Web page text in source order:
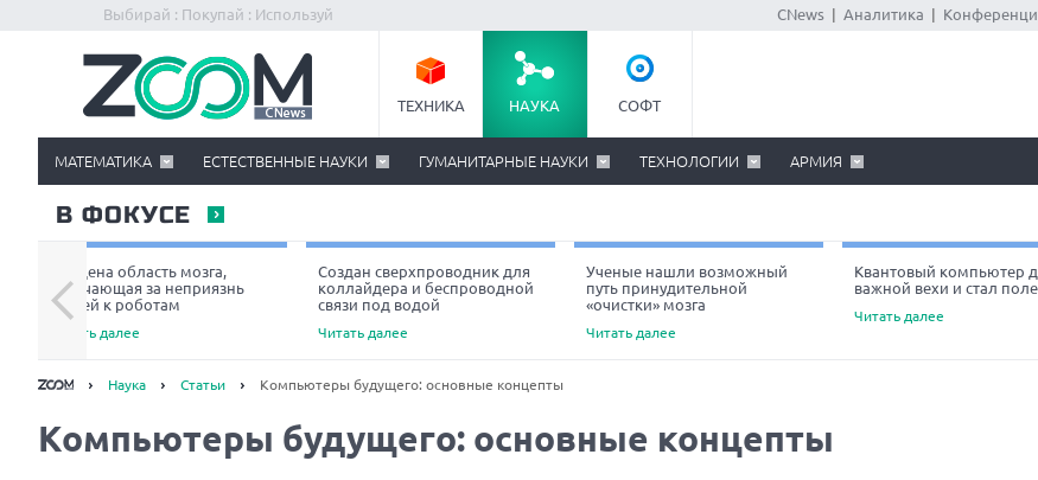
Выбирай : Покупай : Используй CNews Аналитика
ТЕХНИКА НАУКА СОФТ
МАТЕМАТИКА ЕСТЕСТВЕННЫЕ НАУКИ ГУМАНИТАРНЫЕ НАУКИ ТЕХНОЛОГИИ АРМИЯ
В ФОКУСЕ
Найдена область мозга,
отвечающая за неприязнь
людей к роботам
Читать далее
Создан сверхпроводник для
коллайдера и беспроводной
связи под водой
Читать далее
Ученые нашли возможный
путь принудительной
«очистки» мозга
Читать далее
Квантовый компьютер
важной вехи и стал
Читать далее
Наука Статьи Компьютеры будущего: основные концепты
Компьютеры будущего: основные концепты